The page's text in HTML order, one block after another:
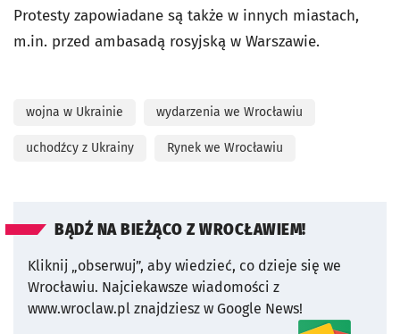
Protesty zapowiadane są także w innych miastach,
m.in. przed ambasadą rosyjską w Warszawie.
wojna w Ukrainie wydarzenia we Wrocławiu
uchodźcy z Ukrainy Rynek we Wrocławiu
BĄDŹ NA BIEŻĄCO Z WROCŁAWIEM!
Kliknij „obserwuj”, aby wiedzieć, co dzieje się we
Wrocławiu. Najciekawsze wiadomości z
www.wroclaw.pl znajdziesz w Google News!